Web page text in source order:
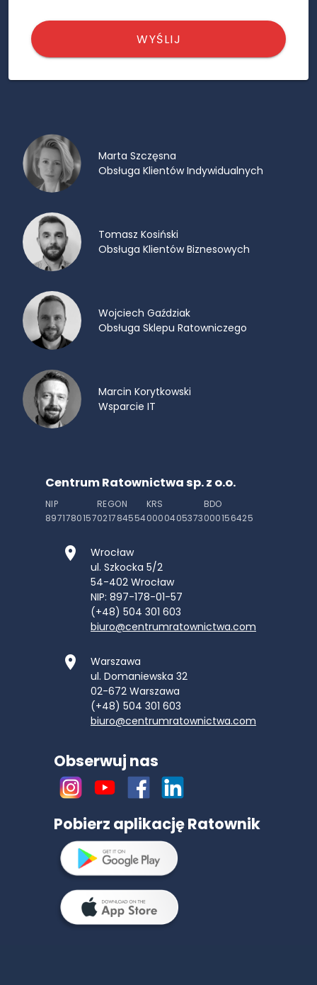
WYŚLIJ
Marta Szczęsna
Obsługa Klientów Indywidualnych
Tomasz Kosiński
Obsługa Klientów Biznesowych
Wojciech Gaździak
Obsługa Sklepu Ratowniczego
Marcin Korytkowski
Wsparcie IT
Centrum Ratownictwa sp. z o.o.
NIP
8971780157
REGON
021784554
KRS
0000405373
BDO
000156425
Wrocław
ul. Szkocka 5/2
54-402 Wrocław
NIP: 897-178-01-57
(+48) 504 301 603
biuro@centrumratownictwa.com
Warszawa
ul. Domaniewska 32
02-672 Warszawa
(+48) 504 301 603
biuro@centrumratownictwa.com
Obserwuj nas
Pobierz aplikację Ratownik